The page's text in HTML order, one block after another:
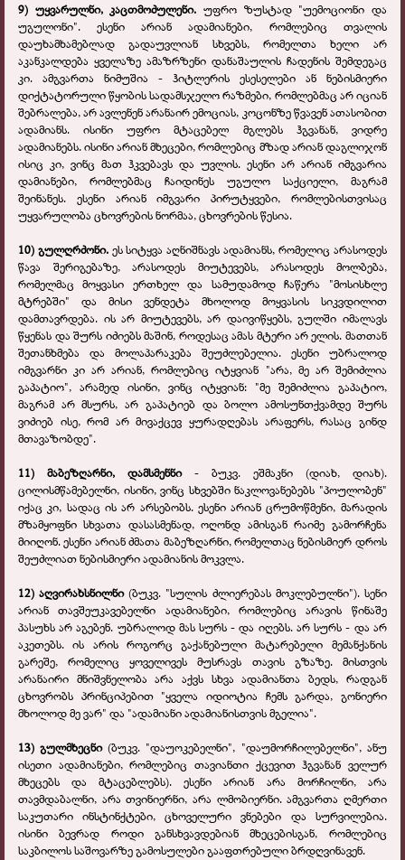
9) უყვარულნი,კაცთმოძულენი. უფრო ზუსტად "უემოციონი და
უგულონი". ესენი არიან ადამიანები, რომლებიც თვალის
დაუხამხამებლად გადაუვლიან სხვებს, რომელთა ხელი არ
აკანკალდება ყველაზე ამაზრზენი დანაშაულის ჩადენის შემდეგაც
კი. ამგვართა ნიმუშია - ჰიტლერის ესესელები ან ნებისმიერი
დიქტატორული წყობის სადამსჯელო რაზმები, რომლებმაც არ იციან
შებრალება, არ ავლენენ არანაირ ემოციას, კოცონზე წვავენ ათასობით
ადამიანს. ისინი უფრო მტაცებელ მგლებს ჰგვანან, ვიდრე
ადამიანებს. ისინი არიან მხეცები, რომლებიც მზად არიან დაგლიჯონ
ისიც კი, ვინც მათ ჰკვებავს და უვლის. ესენი არ არიან იმგვარია
დამიანები, რომლებმაც ჩაიდინეს უგულო საქციელი, მაგრამ
შეინანეს. ესენი არიან იმგვარი პირუტყვები, რომლებისთვისაც
უყვარულობა ცხოვრების ნორმაა, ცხოვრების წესია.
10) გულღრძონი. ეს სიტყვა აღნიშნავს ადამიანს, რომელიც არასოდეს
წავა შერიგებაზე, არასოდეს მიუტევებს, არასოდეს მოლბება,
რომელმაც მოყვასი ერთხელ და სამუდამოდ ჩაწერა "მოსისხლე
მტრებში" და მისი ვენდეტა მხოლოდ მოყვასის სიკვდილით
დამთავრდება. ის არ მიუტევებს, არ დაივიწყებს, გულში იმალავს
წყენას და შურს იძიებს მაშინ, როდესაც ამას მტერი არ ელის. მათთან
შეთანხმება და მოლაპარაკება შეუძლებელია. ესენი უბრალოდ
იმგვარნი კი არ არიან, რომლებიც იტყვიან "არა, მე არ შემიძლია
გაპატიო", არამედ ისინი, ვინც იტყვიან: "მე შემიძლია გაპატიო,
მაგრამ არ მსურს, არ გაპატიებ და ბოლო ამოსუნთქვამდე შურს
ვიძიებ ისე, რომ არ მივაქცევ ყურადღებას არაფერს, რასაც გინდ
მთავაზობდე".
11) მაბეზღარნი, დამსმენნი - ბუკვ. ეშმაკნი (დიახ, დიახ).
ცილისმწამებელნი, ისინი, ვინც სხვებში ნაკლოვანებებს "პოულობენ"
იქაც კი, სადაც ის არ არსებობს. ესენი არიან ცრუმოწმენი, მარადის
მზამყოფნი სხვათა დასასმენად, ოღონდ ამისგან რაიმე გამორჩენა
მიიღონ. ესენი არიან ძმათა მაბეზღარნი, რომელთაც ნებისმიერ დროს
შეუძლიათ ნებისმიერი ადამიანის მოკვლა.
12) აღვირახსნილნი (ბუკვ. "სულის ძლიერებას მოკლებულნი"). სენი
არიან თავშეუკავებელნი ადამიანები, რომლებიც არავის წინაშე
პასუხს არ აგებენ. უბრალოდ მას სურს - და იღებს. არ სურს - და არ
აკეთებს. ის არის როგორც გაქანებული მატარებელი მემანქანის
გარეშე, რომელიც ყოველივეს მუსრავს თავის გზაზე. მისთვის
არანაირი მნიშვნელობა არა აქვს სხვა ადამიანთა ბედს, რადგან
ცხოვრობს პრინციპებით "ყველა იდიოტია ჩემს გარდა, გონიერი
მხოლოდ მე ვარ" და "ადამიანი ადამიანისთვის მგელია".
13) გულმხეცნი(ბუკვ. "დაუოკებელნი", "დაუმორჩილებელნი", ანუ
ისეთი ადამიანები, რომლებიც თავიანთი ქცევით ჰგვანან ველურ
მხეცებს და მტაცებლებს). ესენი არიან არა მორჩილნი, არა
თავმდაბალნი, არა თვინიერნი, არა ლმობიერნი. ამგვართა ღმერთი
საკუთარი ინსტინქტები, ცხოველური ვნებები და სურვილებია.
ისინი ბევრად როდი განსხვავდებიან მხეცებისგან, რომლებიც
საკბილოს საშოვარზე გამოსულები გააფთრებული ბრდღვინავენ.